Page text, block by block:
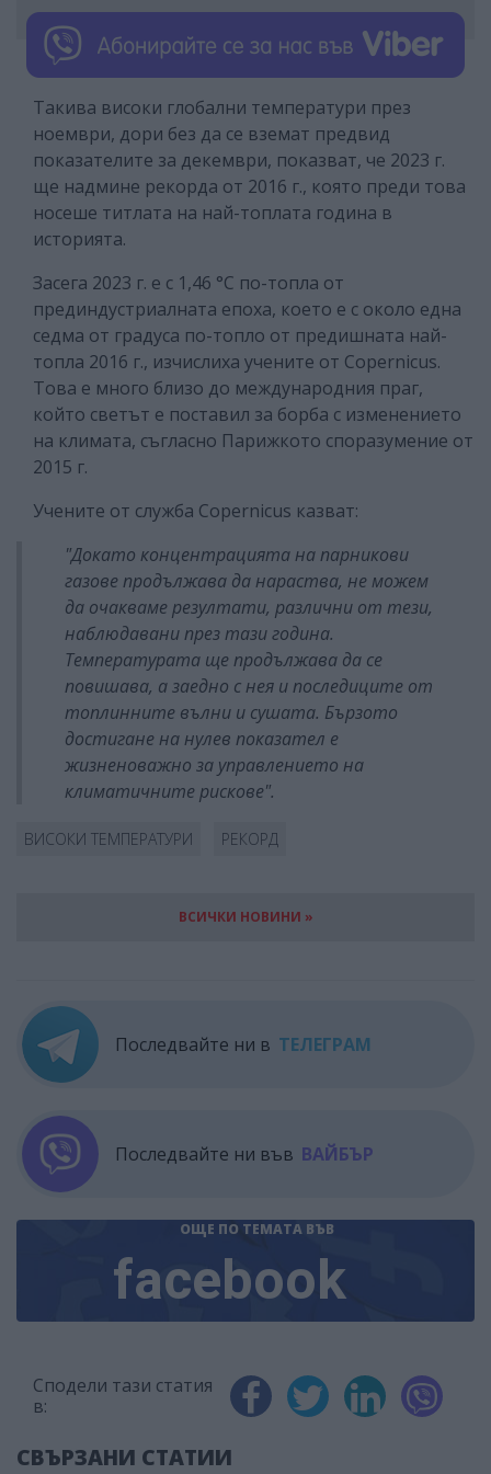
Такива високи глобални температури през
ноември, дори без да се вземат предвид
показателите за декември, показват, че 2023 г.
ще надмине рекорда от 2016 г., която преди това
носеше титлата на най-топлата година в
историята.
Засега 2023 г. е с 1,46 °C по-топла от
прединдустриалната епоха, което е с около една
седма от градуса по-топло от предишната най-
топла 2016 г., изчислиха учените от Copernicus.
Това е много близо до международния праг,
който светът е поставил за борба с изменението
на климата, съгласно Парижкото споразумение от
2015 г.
Учените от служба Copernicus казват:
"Докато концентрацията на парникови
газове продължава да нараства, не можем
да очакваме резултати, различни от тези,
наблюдавани през тази година.
Температурата ще продължава да се
повишава, а заедно с нея и последиците от
топлинните вълни и сушата. Бързото
достигане на нулев показател е
жизненоважно за управлението на
климатичните рискове".
ВИСОКИ ТЕМПЕРАТУРИ РЕКОРД
ВСИЧКИ НОВИНИ »
Последвайте ни в ТЕЛЕГРАМ
Последвайте ни във ВАЙБЪР
ОЩЕ ПО ТЕМАТА ВЪВ
facebook
Сподели тази статия
в:
СВЪРЗАНИ СТАТИИ